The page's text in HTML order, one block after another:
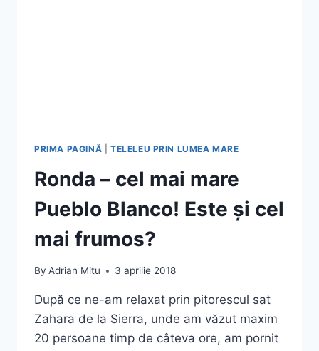
PRIMA PAGINĂ TELELEU PRIN LUMEA MARE
Ronda – cel mai mare
Pueblo Blanco! Este și cel
mai frumos?
By Adrian Mitu 3 aprilie 2018
După ce ne-am relaxat prin pitorescul sat
Zahara de la Sierra, unde am văzut maxim
20 persoane timp de câteva ore, am pornit